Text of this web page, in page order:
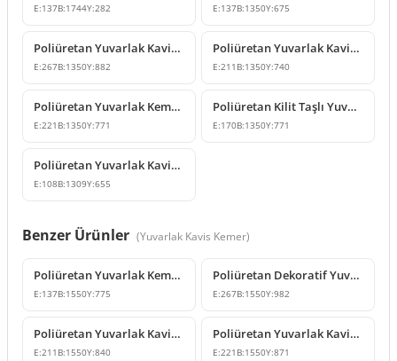
E:137B:1744Y:282 E:137B:1350Y:675
Poliüretan Yuvarlak Kavis Kemer Modelleri
E:267B:1350Y:882
Poliüretan Yuvarlak Kavis Kemer Modelleri ve Fiyatları
E:211 B:1350Y:740
Poliüretan Yuvarlak Kemer Modeli
E:221 B:1350Y:771
Poliüretan Kilit Taşlı Yuvarlak Kavis Kemer
E:170B:1350Y:771
Poliüretan Yuvarlak Kavis Kemer Modeli
E:108B:1309Y:655
Benzer Ürünler (Yuvarlak Kavis Kemer)
Poliüretan Yuvarlak Kemer Modeli 155 cm
E:137B:1550Y:775
Poliüretan Dekoratif Yuvarlak Kemer Modeli
E:267B:1550Y:982
Poliüretan Yuvarlak Kavis Kemer Modeli
E:211 B:1550Y:840
Poliüretan Yuvarlak Kavis Kemer Modelleri
E:221 B:1550Y:871